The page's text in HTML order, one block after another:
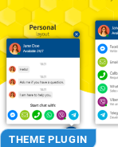
THEME PLUGIN